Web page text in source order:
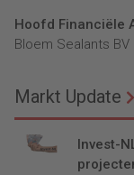
Hoofd Financiële
Bloem Sealants BV
Markt Update
Invest-